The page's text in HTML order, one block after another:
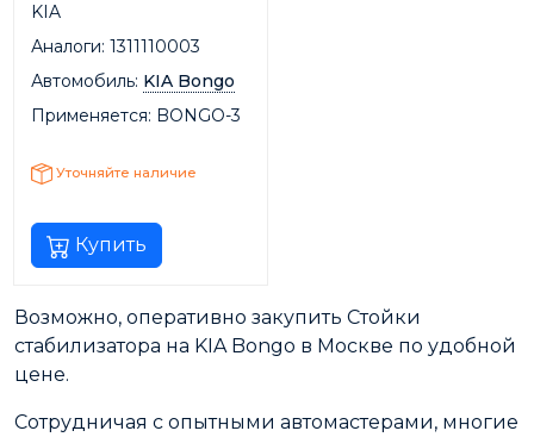
KIA
Аналоги: 1311110003
Автомобиль: KIA Bongo
Применяется: BONGO-3
Уточняйте наличие
Купить
Возможно, оперативно закупить Стойки
стабилизатора на KIA Bongo в Москве по удобной
цене.
Сотрудничая с опытными автомастерами, многие